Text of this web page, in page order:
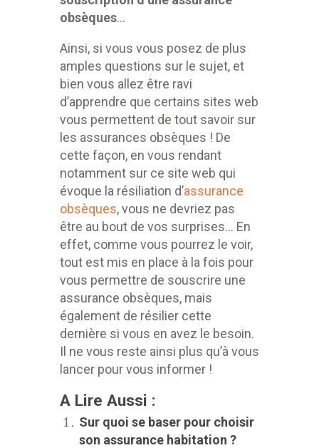
obsèques…
Ainsi, si vous vous posez de plus
amples questions sur le sujet, et
bien vous allez être ravi
d’apprendre que certains sites web
vous permettent de tout savoir sur
les assurances obsèques ! De
cette façon, en vous rendant
notamment sur ce site web qui
évoque la résiliation d’assurance
obsèques, vous ne devriez pas
être au bout de vos surprises… En
effet, comme vous pourrez le voir,
tout est mis en place à la fois pour
vous permettre de souscrire une
assurance obsèques, mais
également de résilier cette
dernière si vous en avez le besoin.
Il ne vous reste ainsi plus qu’à vous
lancer pour vous informer !
A Lire Aussi :
Sur quoi se baser pour choisir
son assurance habitation ?